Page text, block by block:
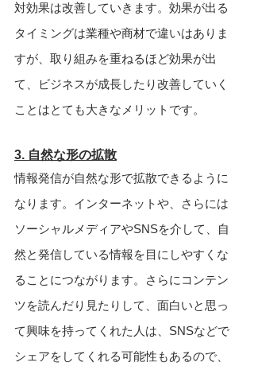
対効果は改善していきます。効果が出る
タイミングは業種や商材で違いはありま
すが、取り組みを重ねるほど効果が出
て、ビジネスが成長したり改善していく
ことはとても大きなメリットです。
3. 自然な形の拡散
情報発信が自然な形で拡散できるように
なります。インターネットや、さらには
ソーシャルメディアやSNSを介して、自
然と発信している情報を目にしやすくな
ることにつながります。さらにコンテン
ツを読んだり見たりして、面白いと思っ
て興味を持ってくれた人は、SNSなどで
シェアをしてくれる可能性もあるので、